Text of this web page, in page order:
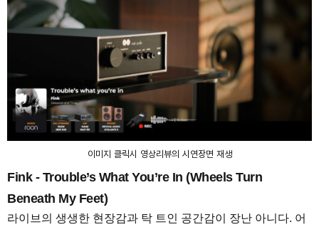
이미지 클릭시 영상리뷰의 시연장면 재생
Fink - Trouble’s What You’re In (Wheels Turn
Beneath My Feet)
라이브의 생생한 현장감과 탁 트인 공간감이 장난 아니다. 어